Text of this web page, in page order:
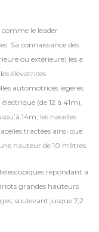
comme le leader
Sa connaissance des
ou extérieure) les a
élévatrices
automotrices légères
(de 12 à 41m),
14m, les nacelles
tractées ainsi que
hauteur de 10 mètres.
répondant à
grandes hauteurs
soulevant jusque 7,2